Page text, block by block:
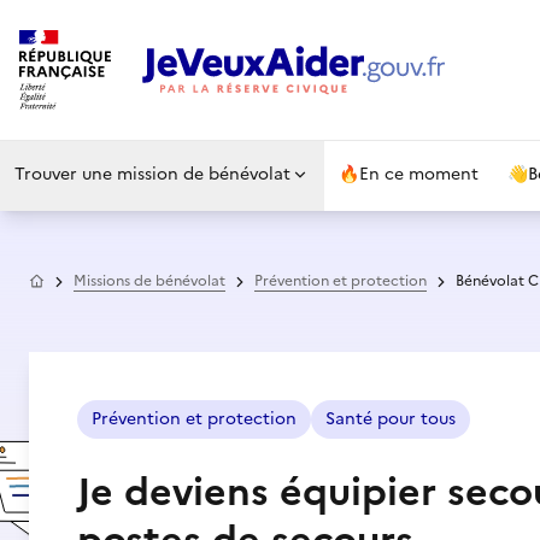
Trouver une mission de bénévolat 🔥En ce moment 👋
AccueilMissions de bénévolat Prévention et protection Bénévolat
Prévention et protection Santé pour tous
Je deviens équipier